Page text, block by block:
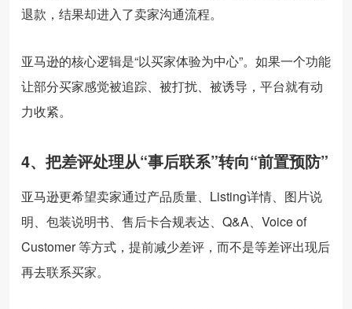
退款，结果却进入了卖家沟通流程。
亚马逊的核心逻辑是“以买家体验为中心”。如果一个功能
让部分买家感觉被追踪、被打扰、被诱导，平台就有动
力收紧。
4、把差评处理从“事后联系”转向“前置预防”
亚马逊更希望卖家通过产品质量、Listing详情、图片说
明、包装说明书、售后卡合规表达、Q&A、Voice of
Customer 等方式，提前减少差评，而不是等差评出现后
再去联系买家。